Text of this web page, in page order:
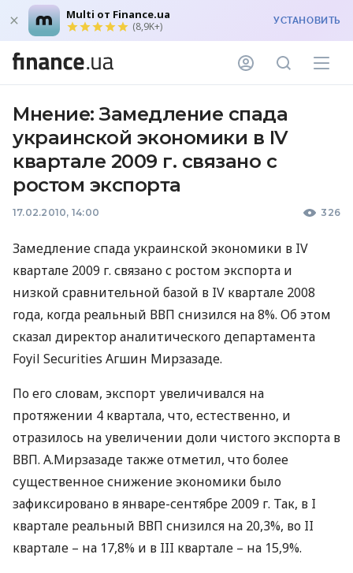
Multi от Finance.ua
(8,9K+) УСТАНОВИТЬ
Мнение: Замедление спада
украинской экономики в IV
квартале 2009 г. связано с
ростом экспорта
17.02.2010, 14:00 326
Замедление спада украинской экономики в IV
квартале 2009 г. связано с ростом экспорта и
низкой сравнительной базой в IV квартале 2008
года, когда реальный ВВП снизился на 8%. Об этом
сказал директор аналитического департамента
Foyil Securities Агшин Мирзазаде.
По его словам, экспорт увеличивался на
протяжении 4 квартала, что, естественно, и
отразилось на увеличении доли чистого экспорта в
ВВП. А.Мирзазаде также отметил, что более
существенное снижение экономики было
зафиксировано в январе-сентябре 2009 г. Так, в I
квартале реальный ВВП снизился на 20,3%, во II
квартале – на 17,8% и в III квартале – на 15,9%.